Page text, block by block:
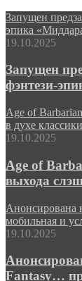
Запущен
эпика
19.10.2025
Запущен
фэнтези-
Age of
в духе
19.10.2025
Age of
выхода
Анонсирована
мобильная и
19.10.2025
Fantasy…